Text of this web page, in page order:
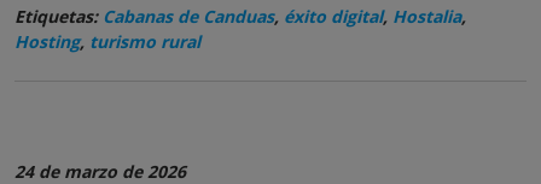
Etiquetas: Cabanas de Canduas, éxito digital, Hostalia,
Hosting, turismo rural
24 de marzo de 2026